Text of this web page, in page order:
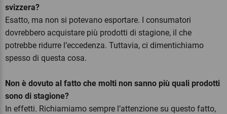
svizzera?
Esatto, ma non si potevano esportare. I consumatori
dovrebbero acquistare più prodotti di stagione, il che
potrebbe ridurre l’eccedenza. Tuttavia, ci dimentichiamo
spesso di questa cosa.
Non è dovuto al fatto che molti non sanno più quali prodotti
sono di stagione?
In effetti. Richiamiamo sempre l’attenzione su questo fatto,